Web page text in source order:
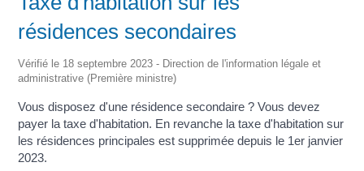
résidences secondaires
Vérifié le 18 septembre 2023 - Direction de l'information légale et
administrative (Première ministre)
Vous disposez d'une résidence secondaire ? Vous devez
payer la taxe d'habitation. En revanche la taxe d'habitation sur
les résidences principales est supprimée depuis le 1er janvier
2023.